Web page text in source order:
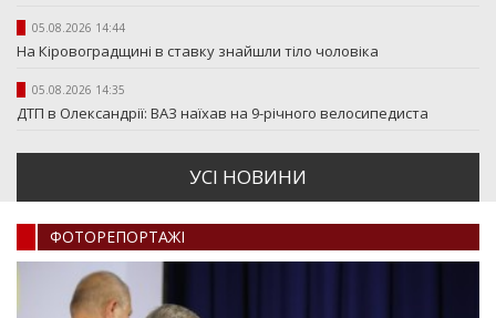
05.08.2026 14:44
На Кіровоградщині в ставку знайшли тіло чоловіка
05.08.2026 14:35
ДТП в Олександрії: ВАЗ наїхав на 9-річного велосипедиста
УСI НОВИНИ
ФОТОРЕПОРТАЖI